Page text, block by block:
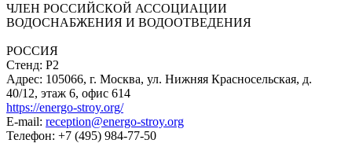
ЧЛЕН РОССИЙСКОЙ АССОЦИАЦИИ
ВОДОСНАБЖЕНИЯ И ВОДООТВЕДЕНИЯ
РОССИЯ
Стенд: Р2
Адрес: 105066, г. Москва, ул. Нижняя Красносельская, д.
40/12, этаж 6, офис 614
https://energo-stroy.org/
E-mail: reception@energo-stroy.org
Телефон: +7 (495) 984-77-50